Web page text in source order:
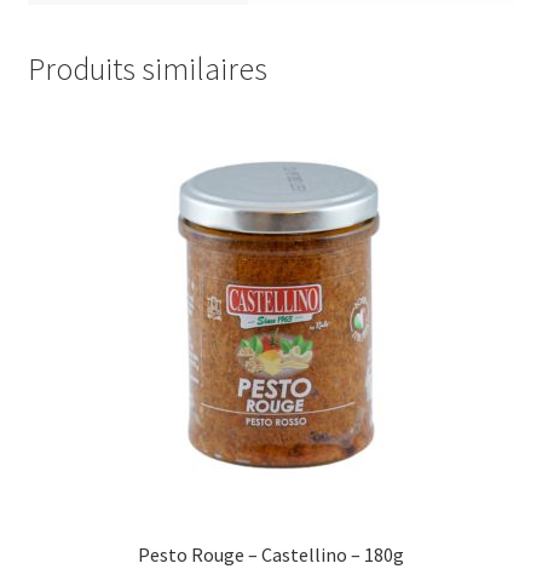
Produits similaires
Pesto Rouge – Castellino – 180g